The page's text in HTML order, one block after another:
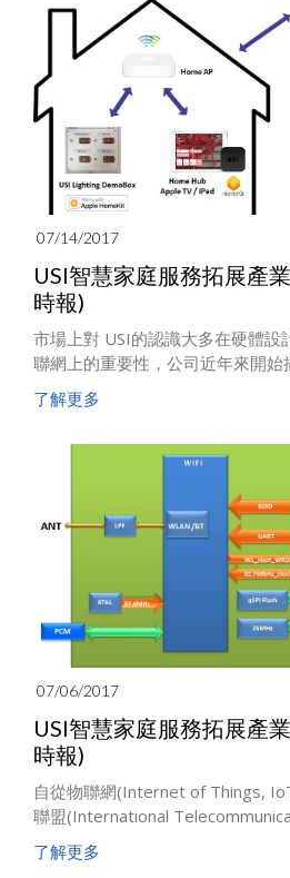
07/14/2017
USI智慧家庭服務拓展產
時報)
市場上對 USI的認識大多在硬體設
聯網上的重要性，公司近年來開始
上。
了解更多
07/06/2017
USI智慧家庭服務拓展產
時報)
自從物聯網(Internet of Things,
聯盟(International
2005年所發布的報告「The
至今IOT仍然是非常夯的產業。
了解更多